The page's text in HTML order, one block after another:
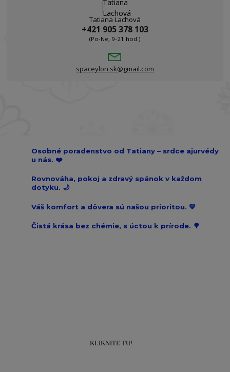
Tatiana Lachová
+421 905 378 103
(Po-Ne, 9-21 hod.)
spaceylon.sk@gmail.com
Osobné poradenstvo od Tatiany – srdce ajurvédy
u nás. ❤️
Rovnováha, pokoj a zdravý spánok v každom
dotyku. 🌙
Váš komfort a dôvera sú našou prioritou. 💙
Čistá krása bez chémie, s úctou k prírode. 🌳
KLIKNITE TU!